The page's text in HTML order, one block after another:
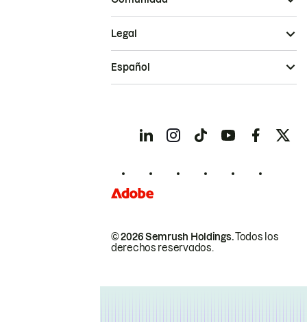
© 2026 Semrush Holdings.Todos los
derechos reservados.
Legal
Español